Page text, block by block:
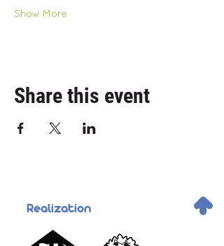
Show More
Share this event
Realization .